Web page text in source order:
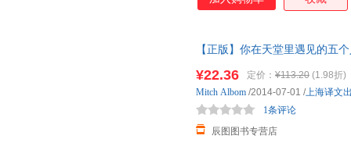
【正版】你在天堂里遇见的五
¥22.36 定价： ¥113.20 (1.98折)
辰图图书专营店
1条评论
Mitch Albom /2014-07-01 /上海译文